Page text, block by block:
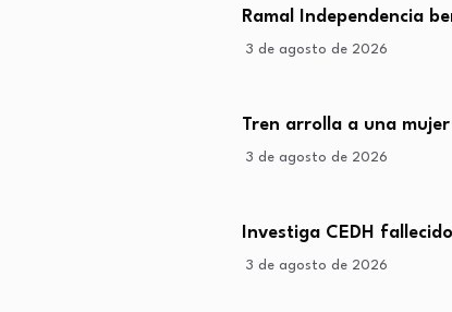
Ramal Independencia
3 de agosto de 2026
Tren arrolla a una
3 de agosto de 2026
Investiga CEDH
3 de agosto de 2026